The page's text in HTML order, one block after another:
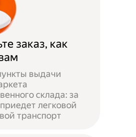
заказ, как
выдачи
склада: за
легковой
транспорт